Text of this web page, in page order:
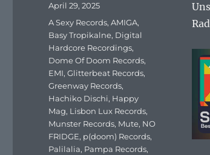
Veröffentlicht
am
April 29, 2025
Schlagwörter
A Sexy Records,AMIGA,
Basy Tropikalne, Digital
Hardcore Recordings,
Dome Of Doom Records,
EMI,Glitterbeat Records,
Greenway Records,
Hachiko Dischi, Happy
Mag, Lisbon Lux Records,
Munster Records, Mute, NO
FRIDGE, p(doom) Records,
Palilalia, Pampa Records,